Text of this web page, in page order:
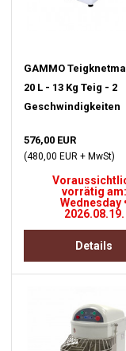
GAMMO
20 L - 13 Kg Teig - 2
Geschwindigkeiten
576,00 EUR
(480,00 EUR + MwSt)
vorrätig am:
Wednesday •
2026.08.19.
Details